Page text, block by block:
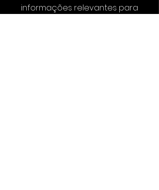
informações relevantes para